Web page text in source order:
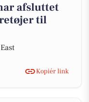
afsluttet
til
Kopiér link